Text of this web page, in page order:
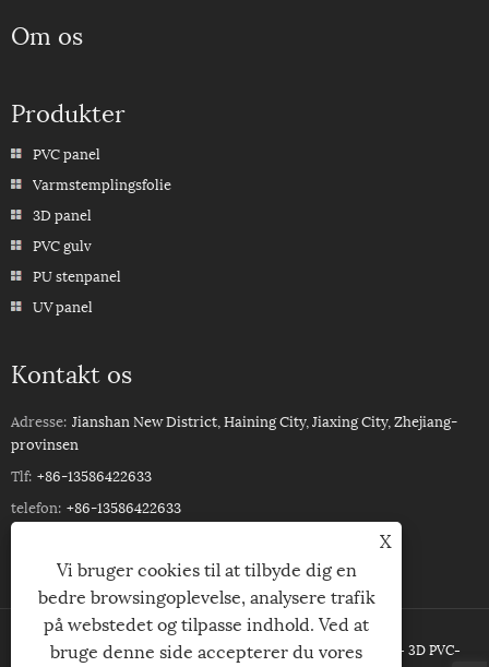
Om os
Produkter
PVC panel
Varmstemplingsfolie
3D panel
PVC gulv
PU stenpanel
UV panel
Kontakt os
Adresse: Jianshan New District, Haining City, Jiaxing City, Zhejiang-
provinsen
Tlf: +86-13586422633
telefon: +86-13586422633
Copyright © 2023Haining Xinhuang Decoration Material Co,Ltd. - 3D PVC-
X
Vi bruger cookies til at tilbyde dig en
bedre browsingoplevelse, analysere trafik
på webstedet og tilpasse indhold. Ved at
bruge denne side accepterer du vores